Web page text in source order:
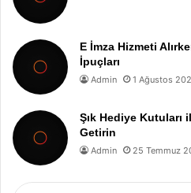
E İmza Hizmeti
İpuçları
Admin 1 Ağustos
Şık Hediye Kutuları
Getirin
Admin 25 Temmuz